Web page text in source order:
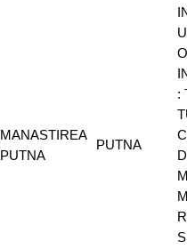
MANASTIREA
PUTNA
PUTNA
: